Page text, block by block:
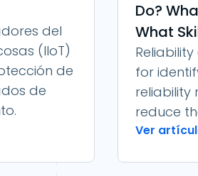
del
(IIoT)
de
de
Do?
What
for
reliability
reduce
Ver